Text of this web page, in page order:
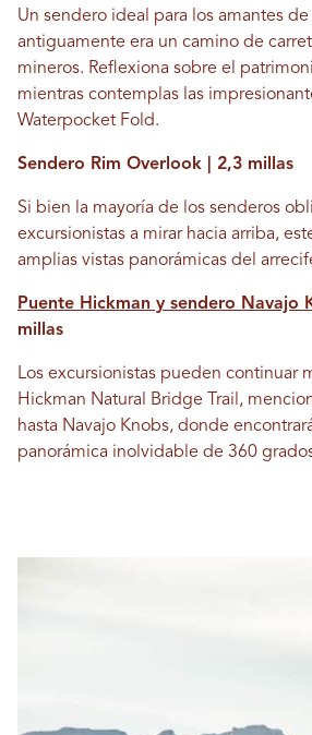
Un sendero ideal para los amantes
antiguamente era un camino de
mineros. Reflexiona sobre el
mientras contemplas las
Waterpocket Fold.
Sendero Rim Overlook | 2,3 millas
Si bien la mayoría de los senderos
excursionistas a mirar hacia arriba,
amplias vistas panorámicas del
Puente Hickman y sendero Navajo
millas
Los excursionistas pueden continuar
Hickman Natural Bridge Trail,
hasta Navajo Knobs, donde
panorámica inolvidable de 360